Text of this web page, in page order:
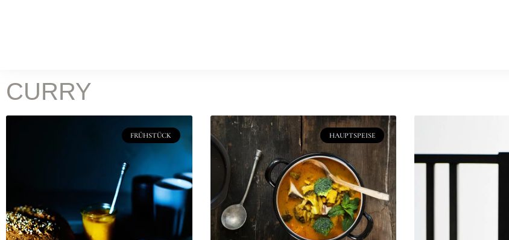
BATILOO
CONTACT
CURRY
FRÜHSTÜCK HAUPTSPEISE